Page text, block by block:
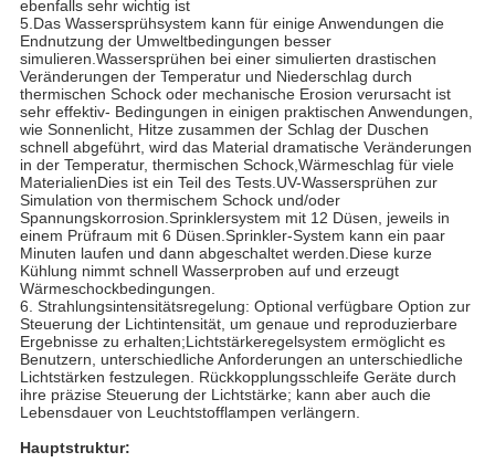
ebenfalls sehr wichtig ist
5.Das Wassersprühsystem kann für einige Anwendungen die
Endnutzung der Umweltbedingungen besser
simulieren.Wassersprühen bei einer simulierten drastischen
Veränderungen der Temperatur und Niederschlag durch
thermischen Schock oder mechanische Erosion verursacht ist
sehr effektiv- Bedingungen in einigen praktischen Anwendungen,
wie Sonnenlicht, Hitze zusammen der Schlag der Duschen
schnell abgeführt, wird das Material dramatische Veränderungen
in der Temperatur, thermischen Schock,Wärmeschlag für viele
MaterialienDies ist ein Teil des Tests.UV-Wassersprühen zur
Simulation von thermischem Schock und/oder
Spannungskorrosion.Sprinklersystem mit 12 Düsen, jeweils in
einem Prüfraum mit 6 Düsen.Sprinkler-System kann ein paar
Minuten laufen und dann abgeschaltet werden.Diese kurze
Kühlung nimmt schnell Wasserproben auf und erzeugt
Wärmeschockbedingungen.
6. Strahlungsintensitätsregelung: Optional verfügbare Option zur
Steuerung der Lichtintensität, um genaue und reproduzierbare
Ergebnisse zu erhalten;Lichtstärkeregelsystem ermöglicht es
Benutzern, unterschiedliche Anforderungen an unterschiedliche
Lichtstärken festzulegen. Rückkopplungsschleife Geräte durch
ihre präzise Steuerung der Lichtstärke; kann aber auch die
Lebensdauer von Leuchtstofflampen verlängern.
Hauptstruktur: